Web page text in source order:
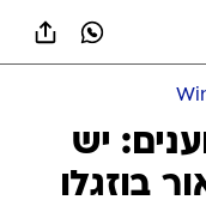
יש
בוזגלו